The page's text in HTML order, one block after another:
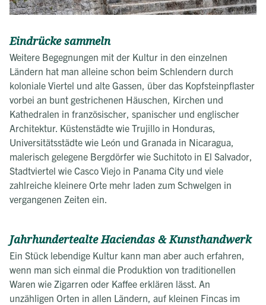
Eindrücke sammeln
Weitere Begegnungen mit der Kultur in den einzelnen
Ländern hat man alleine schon beim Schlendern durch
koloniale Viertel und alte Gassen, über das Kopfsteinpflaster
vorbei an bunt gestrichenen Häuschen, Kirchen und
Kathedralen in französischer, spanischer und englischer
Architektur. Küstenstädte wie Trujillo in Honduras,
Universitätsstädte wie León und Granada in Nicaragua,
malerisch gelegene Bergdörfer wie Suchitoto in El Salvador,
Stadtviertel wie Casco Viejo in Panama City und viele
zahlreiche kleinere Orte mehr laden zum Schwelgen in
vergangenen Zeiten ein.
Jahrhundertealte Haciendas & Kunsthandwerk
Ein Stück lebendige Kultur kann man aber auch erfahren,
wenn man sich einmal die Produktion von traditionellen
Waren wie Zigarren oder Kaffee erklären lässt. An
unzähligen Orten in allen Ländern, auf kleinen Fincas im